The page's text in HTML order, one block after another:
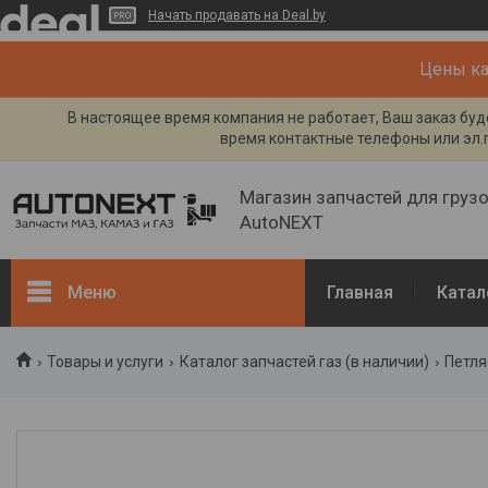
Начать продавать на Deal.by
Цены
В настоящее время компания не работает, Ваш заказ
время контактные телефоны или
Магазин запчастей для
AutoNEXT
Меню Главная
Товары и услуги Каталог запчастей газ (в наличии)